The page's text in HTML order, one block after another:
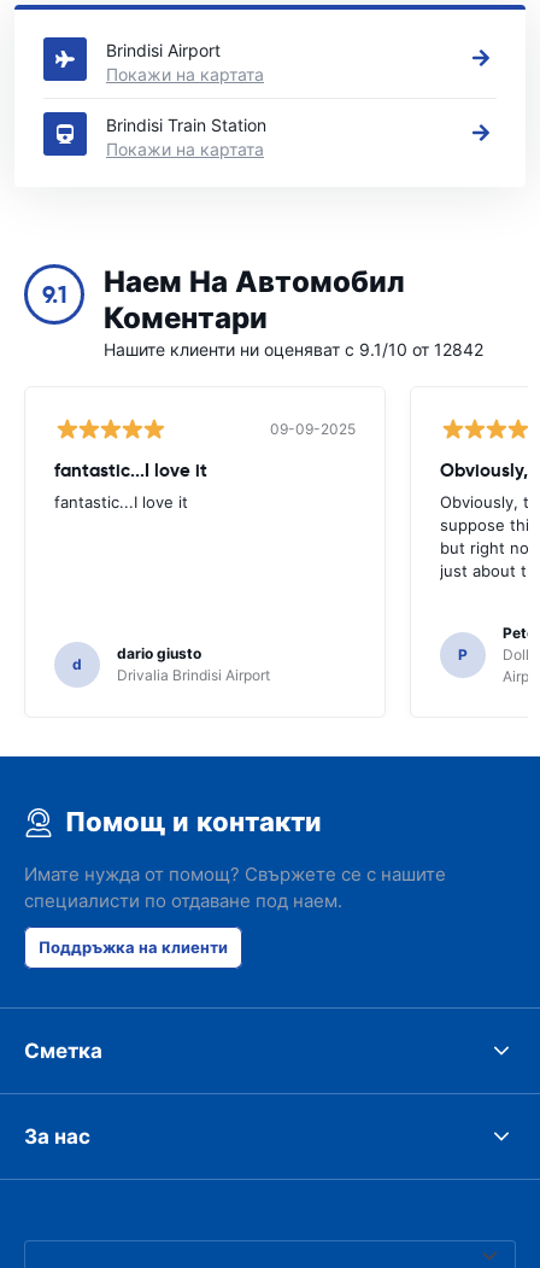
Вижте нашите основни места за коли под наем в Бриндизи
Brindisi Airport
Покажи на картата
Brindisi Train Station
Покажи на картата
9.1
Наем На Автомобил
Коментари
Нашите клиенти ни оценяват с 9.1/10 от 12842
09-09-2025
fantastic...I love it
fantastic...I love it
d
dario giusto
Drivalia Brindisi Airport
Obviously,
Obviously,
suppose
but right
just about
P
Помощ и контакти
Имате нужда от помощ? Свържете се с нашите
специалисти по отдаване под наем.
Поддръжка на клиенти
Сметка
За нас